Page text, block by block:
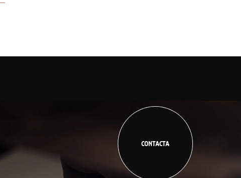
CONTACTA